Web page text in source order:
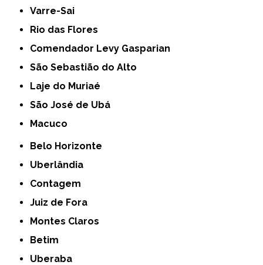
Varre-Sai
Rio das Flores
Comendador Levy Gasparian
São Sebastião do Alto
Laje do Muriaé
São José de Ubá
Macuco
Belo Horizonte
Uberlândia
Contagem
Juiz de Fora
Montes Claros
Betim
Uberaba